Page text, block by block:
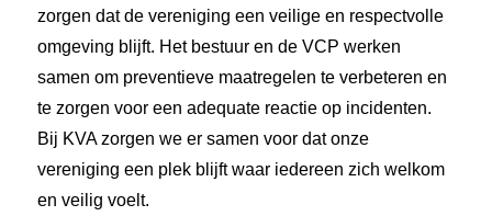
zorgen dat de vereniging een veilige en respectvolle
omgeving blijft. Het bestuur en de VCP werken
samen om preventieve maatregelen te verbeteren en
te zorgen voor een adequate reactie op incidenten.
Bij KVA zorgen we er samen voor dat onze
vereniging een plek blijft waar iedereen zich welkom
en veilig voelt.